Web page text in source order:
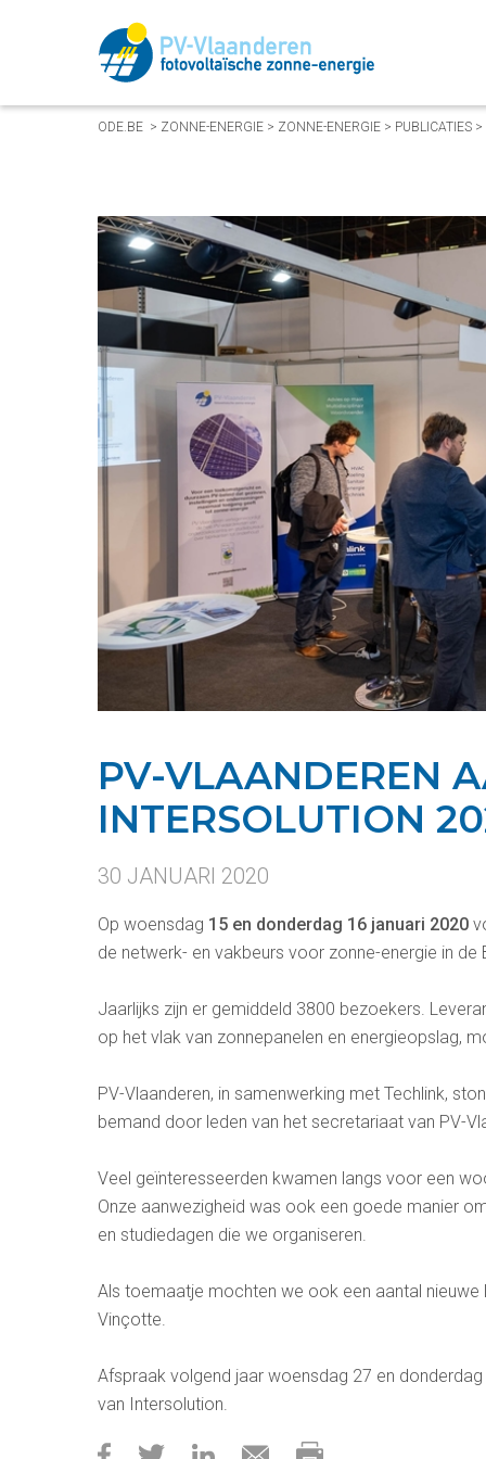
ODE.BE> ZONNE-ENERGIE> ZONNE-ENERGIE> PUBLICATIES>
PV-VLAANDEREN
INTERSOLUTION
30 JANUARI 2020
Op woensdag 15 en donderdag 16 januari 2020
de netwerk- en vakbeurs voor zonne-energie in de
Jaarlijks zijn er gemiddeld 3800 bezoekers.
op het vlak van zonnepanelen en energieopslag,
PV-Vlaanderen, in samenwerking met Techlink,
bemand door leden van het secretariaat van PV-
Veel geïnteresseerden kwamen langs voor een
Onze aanwezigheid was ook een goede manier
en studiedagen die we organiseren.
Als toemaatje mochten we ook een aantal nieuwe
Vinçotte.
Afspraak volgend jaar woensdag 27 en
van Intersolution.